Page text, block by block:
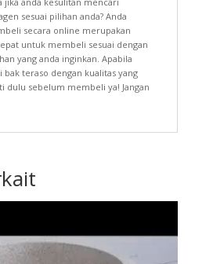
sesuai pilihan anda? Anda
secara online merupakan
untuk membeli sesuai dengan
yang anda inginkan. Apabila
teraso dengan kualitas yang
dulu sebelum membeli ya! Jangan